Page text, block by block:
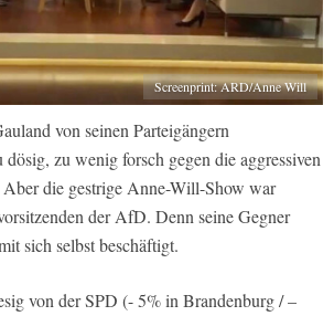
Screenprint: ARD/Anne Will
von seinen Parteigängern
dösig, zu wenig forsch gegen die aggressiven
die gestrige Anne-Will-Show war
der AfD. Denn seine Gegner
sich selbst beschäftigt.
von der SPD (- 5% in Brandenburg / –